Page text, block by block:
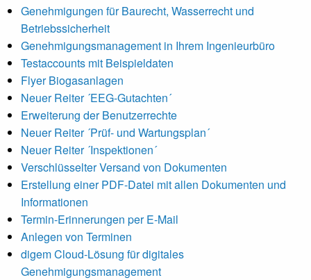
Genehmigungen für Baurecht, Wasserrecht und
Betriebssicherheit
Genehmigungsmanagement in Ihrem Ingenieurbüro
Testaccounts mit Beispieldaten
Flyer Biogasanlagen
Neuer Reiter ´EEG-Gutachten´
Erweiterung der Benutzerrechte
Neuer Reiter ´Prüf- und Wartungsplan´
Neuer Reiter ´Inspektionen´
Verschlüsselter Versand von Dokumenten
Erstellung einer PDF-Datei mit allen Dokumenten und
Informationen
Termin-Erinnerungen per E-Mail
Anlegen von Terminen
digem Cloud-Lösung für digitales
Genehmigungsmanagement